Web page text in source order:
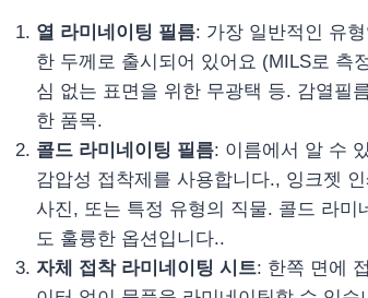
열 라미네이팅 필름: 가장 일반적인 유
한 두께로 출시되어 있어요 (MILS로 측
심 없는 표면을 위한 무광택 등. 감열필
한 품목.
콜드 라미네이팅 필름: 이름에서 알 수
감압성 접착제를 사용합니다., 잉크젯
사진, 또는 특정 유형의 직물. 콜드 라미
도 훌륭한 옵션입니다..
자체 접착 라미네이팅 시트: 한쪽 면에